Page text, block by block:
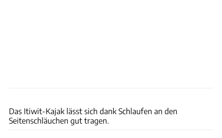
Das Itiwit-Kajak lässt sich dank Schlaufen an den
Seitenschläuchen gut tragen.